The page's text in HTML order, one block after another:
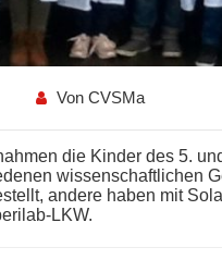
Von CVSMa
die Kinder des 5.
andere haben mit
LKW.